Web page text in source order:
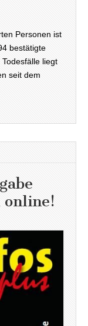
Personen ist
bestätigte
liegt
seit dem
online!